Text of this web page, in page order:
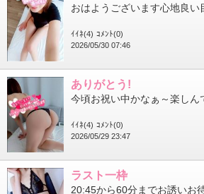
ｲｲﾈ(4) ｺﾒﾝﾄ(0)
2026/05/30 07:46
ありがとう!
ｲｲﾈ(4) ｺﾒﾝﾄ(0)
2026/05/29 23:47
ラスト一枠
20:45から60分までお誘いお